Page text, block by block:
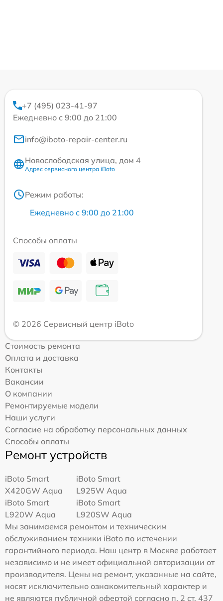
+7 (495) 023-41-97
Ежедневно с 9:00 до 21:00
info@iboto-repair-center.ru
Новослободская улица, дом 4
Адрес сервисного центра iBoto
Режим работы:
Ежедневно с 9:00 до 21:00
Способы оплаты
© 2026 Сервисный центр iBoto
Стоимость ремонта
Оплата и доставка
Контакты
Вакансии
О компании
Ремонтируемые модели
Наши услуги
Согласие на обработку персональных данных
Способы оплаты
Ремонт устройств
iBoto Smart
Х420GW Aqua
iBoto Smart
L925W Aqua
iBoto Smart
L920W Aqua
iBoto Smart
L920SW Aqua
Мы занимаемся ремонтом и техническим
обслуживанием техники iBoto по истечении
гарантийного периода. Наш центр в Москве работает
независимо и не имеет официальной авторизации от
производителя. Цены на ремонт, указанные на сайте,
носят исключительно ознакомительный характер и
не являются публичной офертой согласно п. 2 ст. 437